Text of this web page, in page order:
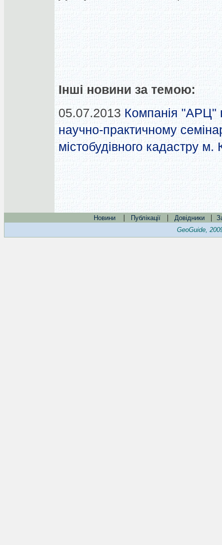
Інші новини за темою:
05.07.2013 Компанія "АРЦ"
научно-практичному
містобудівного кадастру м.
Новини | Публікації | Довідники |
GeoGuide,